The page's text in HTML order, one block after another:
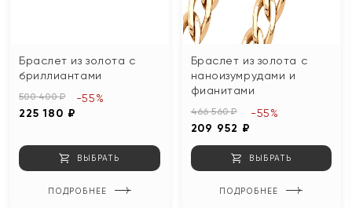
Браслет из золота с
бриллиантами
500 400 ₽
225 180 ₽
-55%
ВЫБРАТЬ
ПОДРОБНЕЕ
Браслет из золота с
наноизумрудами и
фианитами
466 560 ₽
209 952 ₽
-55%
ВЫБРАТЬ
ПОДРОБНЕЕ